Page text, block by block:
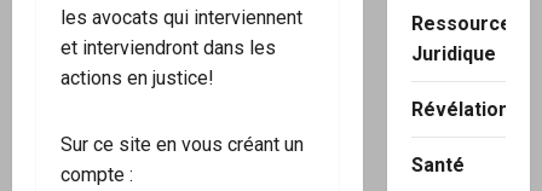
les avocats qui interviennent
et interviendront dans les
actions en justice!
Sur ce site en vous créant un
compte :
Ressource
Juridique
Révélation
Santé